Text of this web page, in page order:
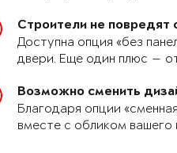
Строители не повредят
Доступна опция «без
двери. Еще один плюс —
Возможно сменить
Благодаря опции
вместе с обликом вашего